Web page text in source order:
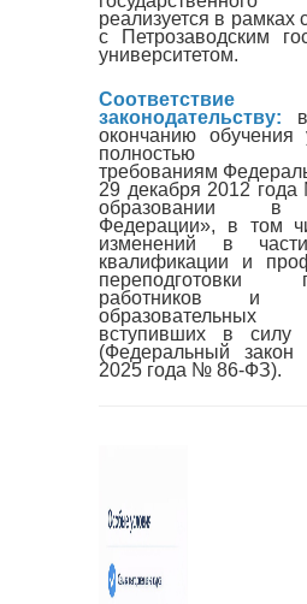
реализуется в рамках
с Петрозаводским
университетом.
Соответствие
законодательству:
окончанию обучения
полностью
требованиям
29 декабря 2012
образовании в
Федерации», в том
изменений в
квалификации и
переподготовки
работников и
образовательных
вступивших в силу
(Федеральный
2025 года № 86-ФЗ).